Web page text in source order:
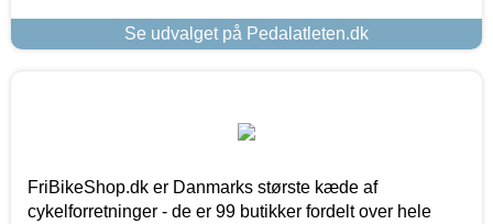
Se udvalget på Pedalatleten.dk
FriBikeShop.dk er Danmarks største kæde af
cykelforretninger - de er 99 butikker fordelt over hele